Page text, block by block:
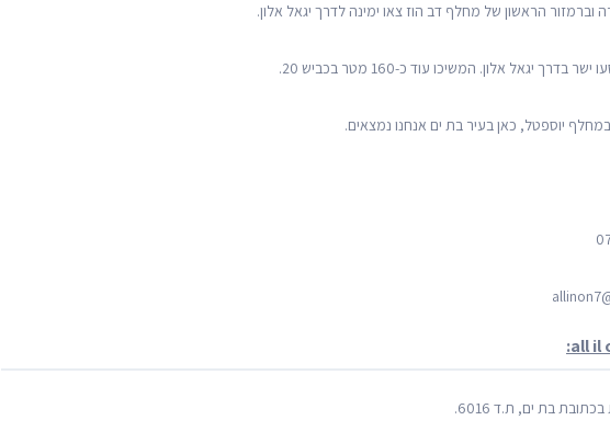
וברמזור הראשון של מחלף דב הוז צאו ימינה לדרך יגאל אלון.
יגאל אלון. המשיכו עוד כ-160 מטר בכביש 20.
בת ים, ת.ד 6016.